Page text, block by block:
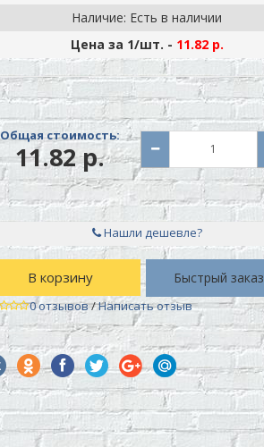
Наличие: Есть в наличии
Цена за 1/шт. - 11.82 р.
Общая стоимость:
11.82 р.
Нашли дешевле?
В корзину Быстрый заказ
0 отзывов/Написать отзыв